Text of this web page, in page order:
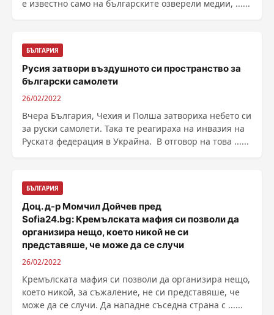
е известно само на българските озверели медии, ......
БЪЛГАРИЯ
Русия затвори въздушното си пространство за
български самолети
26/02/2022
Вчера България, Чехия и Полша затвориха небето си
за руски самолети. Така те реагираха на инвазия на
Руската федерация в Украйна. В отговор на това ......
БЪЛГАРИЯ
Доц. д-р Момчил Дойчев пред
Sofia24.bg: Кремълската мафия си позволи да
организира нещо, което никой не си
представяше, че може да се случи
26/02/2022
Кремълската мафия си позволи да организира нещо,
което никой, за съжаление, не си представяше, че
може да се случи. Да нападне съседна страна с ......